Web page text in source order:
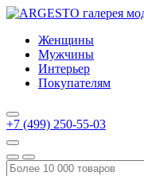
Женщины
Мужчины
Интерьер
Покупателям
+7 (499) 250-55-03